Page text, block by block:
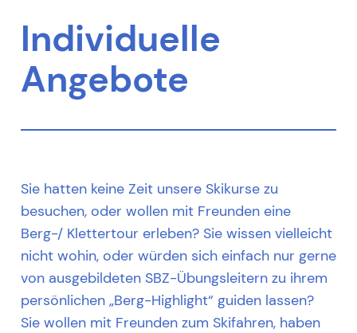
Individuelle
Angebote
Sie hatten keine Zeit unsere Skikurse zu
besuchen, oder wollen mit Freunden eine
Berg-/ Klettertour erleben? Sie wissen vielleicht
nicht wohin, oder würden sich einfach nur gerne
von ausgebildeten SBZ-Übungsleitern zu ihrem
persönlichen „Berg-Highlight“ guiden lassen?
Sie wollen mit Freunden zum Skifahren, haben